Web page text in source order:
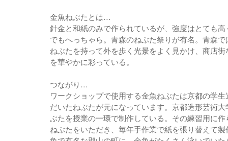
金魚ねぶたとは…
針金と和紙のみで作られているが、強度はとても
でもへっちゃら。青森のねぶた祭りが有名。青森
ねぶたを持って外を歩く光景をよく見かけ、商店
を華やかに彩っている。
つながり…
ワークショップで使用する金魚ねぶたは京都の学
だいたねぶたが元になっています。京都造形芸術
ぶたを授業の一環で制作している。その練習用に
ねぶたをいただき、毎年手作業で紙を張り替えて